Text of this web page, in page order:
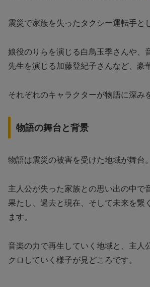
震災で家族を失ったタクシー運転手と
娘役のりらを演じる白鳥玉季さんや、
先生を演じる加藤登紀子さんなど、豪
それぞれのキャラクターが物語に深み
物語の舞台と背景
物語は震災の被害を受けた地域が舞台。
主人公が失った家族との思い出の中で
果たし、過去と現在、そして未来を繋
ます。
音楽の力で再生していく地域と、主人
クロしていく様子が見どころです。